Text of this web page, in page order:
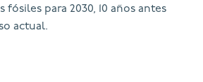
para 2030, 10 años antes
actual.